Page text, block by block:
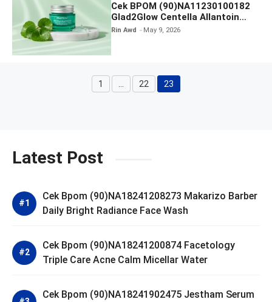
Cek BPOM (90)NA11230100182
Glad2Glow Centella Allantoin
Soothing Gel Moisturizer
Rin Awd May 9, 2026
Page
1 Page
22 Page
23
Latest Post
Cek Bpom (90)NA18241208273 Makarizo Barber
Daily Bright Radiance Face Wash
Cek Bpom (90)NA18241200874 Facetology
Triple Care Acne Calm Micellar Water
Cek Bpom (90)NA18241902475 Jestham Serum